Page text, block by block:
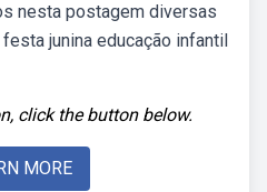
nesta postagem diversas
junina educação infantil
click the button below.
MORE